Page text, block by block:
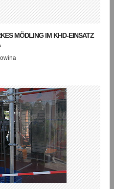
MÖDLING IM KHD-EINSATZ